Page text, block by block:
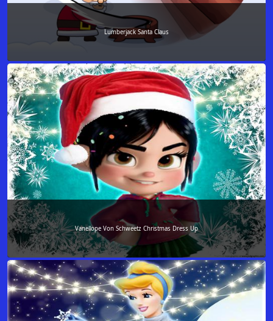
Lumberjack Santa Claus
Vanellope Von Schweetz Christmas Dress Up